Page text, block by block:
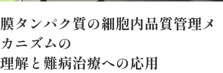
膜タンパク質の細胞内品質管理メ
カニズムの
理解と難病治療への応用